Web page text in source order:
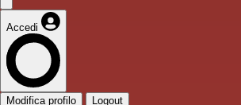
Accedi
Modifica profilo Logout